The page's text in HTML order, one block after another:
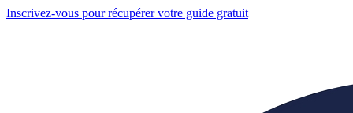
Inscrivez-vous pour récupérer votre guide gratuit